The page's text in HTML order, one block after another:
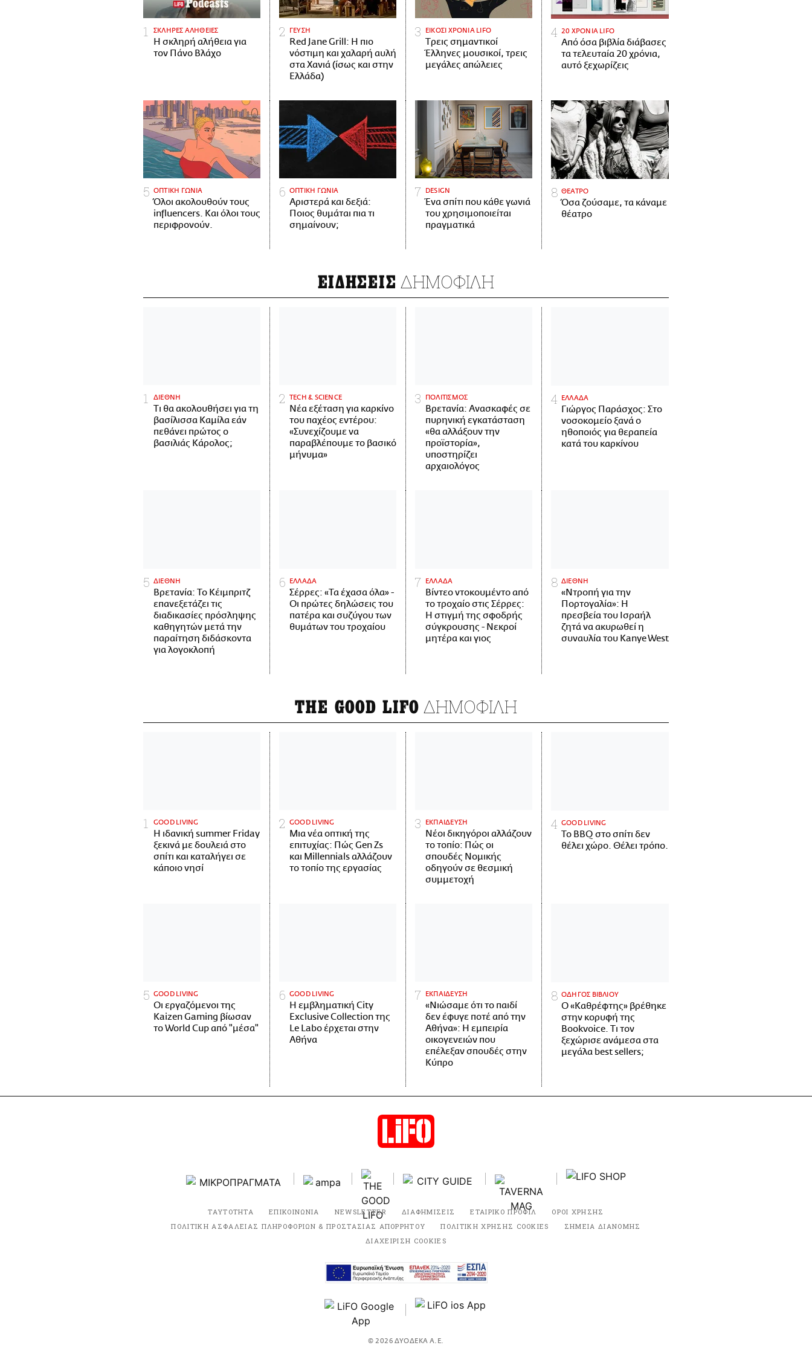
ΣΚΛΗΡΕΣ ΑΛΗΘΕΙΕΣ
H σκληρή αλήθεια για
τον Πάνο Βλάχο
ΓΕΥΣΗ
Red Jane Grill: Η πιο
νόστιμη και χαλαρή αυλή
στα Χανιά (ίσως και στην
Ελλάδα)
ΕΙΚΟΣΙ ΧΡΟΝΙΑ LIFO
Tρεις σημαντικοί
Έλληνες μουσικοί, τρεις
μεγάλες απώλειες
20 ΧΡΟΝΙΑ LIFO
Από όσα βιβλία διάβασες
τα τελευταία 20 χρόνια,
αυτό ξεχωρίζεις
ΟΠΤΙΚΗ ΓΩΝΙΑ
Όλοι ακολουθούν τους
influencers. Και όλοι τους
περιφρονούν.
ΟΠΤΙΚΗ ΓΩΝΙΑ
Αριστερά και δεξιά:
Ποιος θυμάται πια τι
σημαίνουν;
DESIGN
Ένα σπίτι που κάθε γωνιά
του χρησιμοποιείται
πραγματικά
ΘΕΑΤΡΟ
Όσα ζούσαμε, τα κάναμε
θέατρο
ΕΙΔΗΣΕΙΣ ΔΗΜΟΦΙΛΗ
ΔΙΕΘΝΗ
Τι θα ακολουθήσει για τη
βασίλισσα Καμίλα εάν
πεθάνει πρώτος ο
βασιλιάς Κάρολος;
ΤECH & SCIENCE
Νέα εξέταση για καρκίνο
του παχέος εντέρου:
«Συνεχίζουμε να
παραβλέπουμε το βασικό
μήνυμα»
ΠΟΛΙΤΙΣΜΟΣ
Βρετανία: Ανασκαφές σε
πυρηνική εγκατάσταση
«θα αλλάξουν την
προϊστορία»,
υποστηρίζει
αρχαιολόγος
ΕΛΛΑΔΑ
Γιώργος Παράσχος: Στο
νοσοκομείο ξανά ο
ηθοποιός για θεραπεία
κατά του καρκίνου
ΔΙΕΘΝΗ
Βρετανία: Το Κέιμπριτζ
επανεξετάζει τις
διαδικασίες πρόσληψης
καθηγητών μετά την
παραίτηση διδάσκοντα
για λογοκλοπή
ΕΛΛΑΔΑ
Σέρρες: «Τα έχασα όλα» -
Οι πρώτες δηλώσεις του
πατέρα και συζύγου των
θυμάτων του τροχαίου
ΕΛΛΑΔΑ
Βίντεο ντοκουμέντο από
το τροχαίο στις Σέρρες:
Η στιγμή της σφοδρής
σύγκρουσης - Νεκροί
μητέρα και γιος
ΔΙΕΘΝΗ
«Ντροπή για την
Πορτογαλία»: Η
πρεσβεία του Ισραήλ
ζητά να ακυρωθεί η
συναυλία του Kanye West
THE GOOD LIFO ΔΗΜΟΦΙΛΗ
GOOD LIVING
Η ιδανική summer Friday
ξεκινά με δουλειά στο
σπίτι και καταλήγει σε
κάποιο νησί
GOOD LIVING
Μια νέα οπτική της
επιτυχίας: Πώς Gen Zs
και Millennials αλλάζουν
το τοπίο της εργασίας
ΕΚΠΑΙΔΕΥΣΗ
Νέοι δικηγόροι αλλάζουν
το τοπίο: Πώς οι
σπουδές Νομικής
οδηγούν σε θεσμική
συμμετοχή
GOOD LIVING
Το BBQ στο σπίτι δεν
θέλει χώρο. Θέλει τρόπο.
GOOD LIVING
Οι εργαζόμενοι της
Kaizen Gaming βίωσαν
το World Cup από "μέσα"
GOOD LIVING
Η εμβληματική City
Exclusive Collection της
Le Labo έρχεται στην
Αθήνα
ΕΚΠΑΙΔΕΥΣΗ
«Νιώσαμε ότι το παιδί
δεν έφυγε ποτέ από την
Αθήνα»: Η εμπειρία
οικογενειών που
επέλεξαν σπουδές στην
Κύπρο
ΟΔΗΓΟΣ ΒΙΒΛΙΟΥ
Ο «Καθρέφτης» βρέθηκε
στην κορυφή της
Bookvoice. Τι τον
ξεχώρισε ανάμεσα στα
μεγάλα best sellers;
ΤΑΥΤΟΤΗΤΑ ΕΠΙΚΟΙΝΩΝΙΑ NEWSLETTER ΔΙΑΦΗΜΙΣΕΙΣ ΕΤΑΙΡΙΚΟ ΠΡΟΦΙΛ
ΟΡΟΙ ΧΡΗΣΗΣ
ΠΟΛΙΤΙΚΗ ΑΣΦΑΛΕΙΑΣ ΠΛΗΡΟΦΟΡΙΩΝ & ΠΡΟΣΤΑΣΙΑΣ ΑΠΟΡΡΗΤΟΥ
ΠΟΛΙΤΙΚΗ ΧΡΗΣΗΣ COOKIES
ΣΗΜΕΙΑ ΔΙΑΝΟΜΗΣ
ΔΙΑΧΕΙΡΙΣΗ COOKIES
© 2026 ΔΥΟΔΕΚΑ Α.Ε.